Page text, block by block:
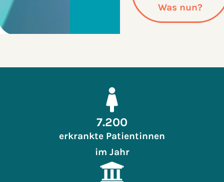
Was nun?
7.200
erkrankte Patientinnen
im Jahr